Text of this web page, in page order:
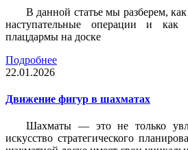
В данной статье мы разберем,
наступательные операции и как
плацдармы на доске
Подробнее
22.01.2026
Движение фигур в шахматах
Шахматы — это не только
искусство стратегического